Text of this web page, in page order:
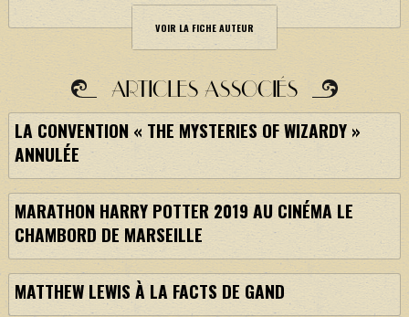
VOIR LA FICHE AUTEUR
ARTICLES ASSOCIÉS
LA CONVENTION « THE MYSTERIES OF WIZARDY »
ANNULÉE
MARATHON HARRY POTTER 2019 AU CINÉMA LE
CHAMBORD DE MARSEILLE
MATTHEW LEWIS À LA FACTS DE GAND